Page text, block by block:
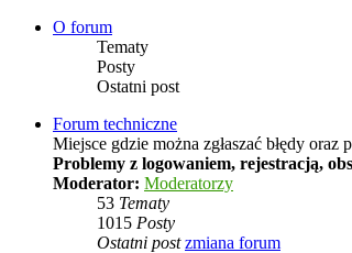
O forum
Tematy
Posty
Ostatni post
Forum techniczne
Miejsce gdzie można zgłaszać błędy
Problemy z logowaniem, rejestracją,
Moderator: Moderatorzy
53 Tematy
1015 Posty
Ostatni post zmiana forum